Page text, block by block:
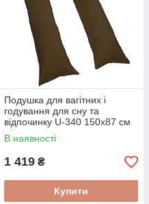
Подушка для вагітних і
годування для сну та
відпочинку U-340 150х87 см
Шоколад
В наявності
1 419 ₴
Купити